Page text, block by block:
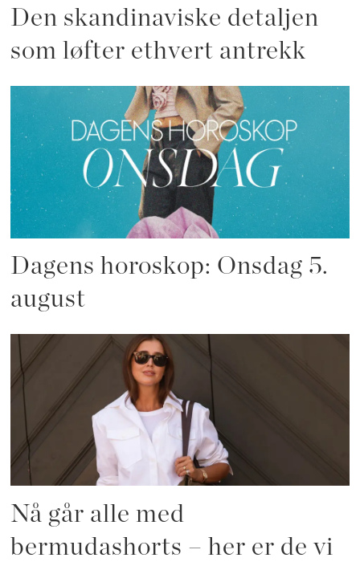
Den skandinaviske detaljen
som løfter ethvert antrekk
Dagens horoskop: Onsdag 5.
august
Nå går alle med
bermudashorts – her er de vi